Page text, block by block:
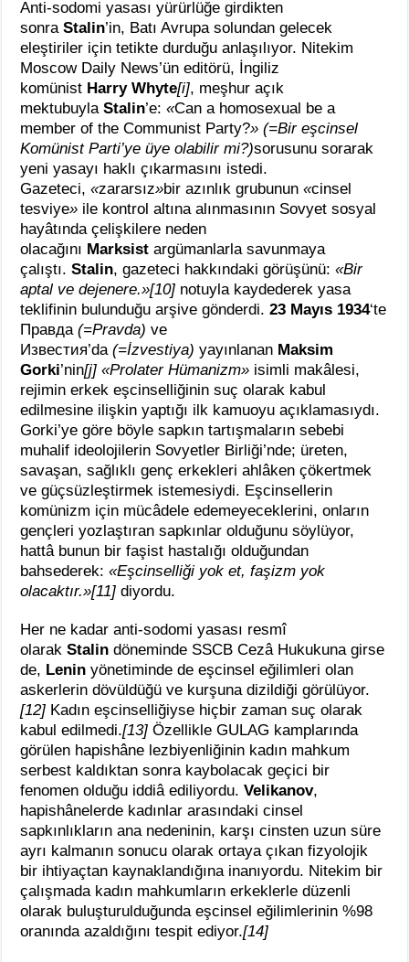
Anti-sodomi yasası yürürlüğe girdikten
sonraStalin’in, Batı Avrupa solundan gelecek
eleştiriler için tetikte durduğu anlaşılıyor. Nitekim
Moscow Daily News’ün editörü, İngiliz
komünist Harry Whyte[i], meşhur açık
mektubuylaStalin’e:«Can a homosexual be a
member of the Communist Party?» (=Bir eşcinsel
Komünist Parti’ye üye olabilir mi?)sorusunu sorarak
yeni yasayı haklı çıkarmasını istedi.
Gazeteci,«zararsız»bir azınlık grubunun«cinsel
tesviye» ile kontrol altına alınmasının Sovyet sosyal
hayâtında çelişkilere neden
olacağını Marksist argümanlarla savunmaya
çalıştı.Stalin, gazeteci hakkındaki görüşünü:«Bir
aptal ve dejenere.»[10] notuyla kaydederek yasa
teklifinin bulunduğu arşive gönderdi.23 Mayıs 1934‘te
Правда(=Pravda) ve
Известия’da(=İzvestiya) yayınlanan Maksim
Gorki’nin[j] «Prolater Hümanizm» isimli makâlesi,
rejimin erkek eşcinselliğinin suç olarak kabul
edilmesine ilişkin yaptığı ilk kamuoyu açıklamasıydı.
Gorki’ye göre böyle sapkın tartışmaların sebebi
muhalif ideolojilerin Sovyetler Birliği’nde; üreten,
savaşan, sağlıklı genç erkekleri ahlâken çökertmek
ve güçsüzleştirmek istemesiydi. Eşcinsellerin
komünizm için mücâdele edemeyeceklerini, onların
gençleri yozlaştıran sapkınlar olduğunu söylüyor,
hattâ bunun bir faşist hastalığı olduğundan
bahsederek:«Eşcinselliği yok et, faşizm yok
olacaktır.»[11]diyordu.
Her ne kadar anti-sodomi yasası resmî
olarakStalindöneminde SSCB Cezâ Hukukuna girse
de, Lenin yönetiminde de eşcinsel eğilimleri olan
askerlerin dövüldüğü ve kurşuna dizildiği görülüyor.
[12] Kadın eşcinselliğiyse hiçbir zaman suç olarak
kabul edilmedi.[13] Özellikle GULAG kamplarında
görülen hapishâne lezbiyenliğinin kadın mahkum
serbest kaldıktan sonra kaybolacak geçici bir
fenomen olduğu iddiâ ediliyordu.Velikanov,
hapishânelerde kadınlar arasındaki cinsel
sapkınlıkların ana nedeninin, karşı cinsten uzun süre
ayrı kalmanın sonucu olarak ortaya çıkan fizyolojik
bir ihtiyaçtan kaynaklandığına inanıyordu. Nitekim bir
çalışmada kadın mahkumların erkeklerle düzenli
olarak buluşturulduğunda eşcinsel eğilimlerinin %98
oranında azaldığını tespit ediyor.[14]